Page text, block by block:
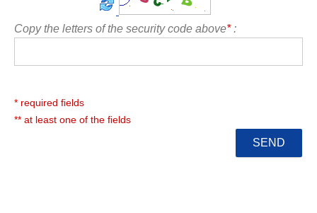
Copy the letters of the security code above*:
* required fields
** at least one of the fields